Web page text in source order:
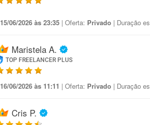
15/06/2026 às 23:35 | Oferta: Privado | Duração
Maristela A.
TOP FREELANCER PLUS
16/06/2026 às 11:11 | Oferta: Privado | Duração
Cris P.